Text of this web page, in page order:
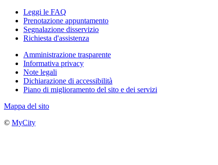
Leggi le FAQ
Prenotazione appuntamento
Segnalazione disservizio
Richiesta d'assistenza
Amministrazione trasparente
Informativa privacy
Note legali
Dichiarazione di accessibilità
Piano di miglioramento del sito e dei servizi
Mappa del sito
© MyCity